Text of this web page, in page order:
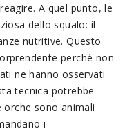
A quel punto, le
dello squalo: il
nutritive. Questo
perché non
ne hanno osservati
tecnica potrebbe
sono animali
i